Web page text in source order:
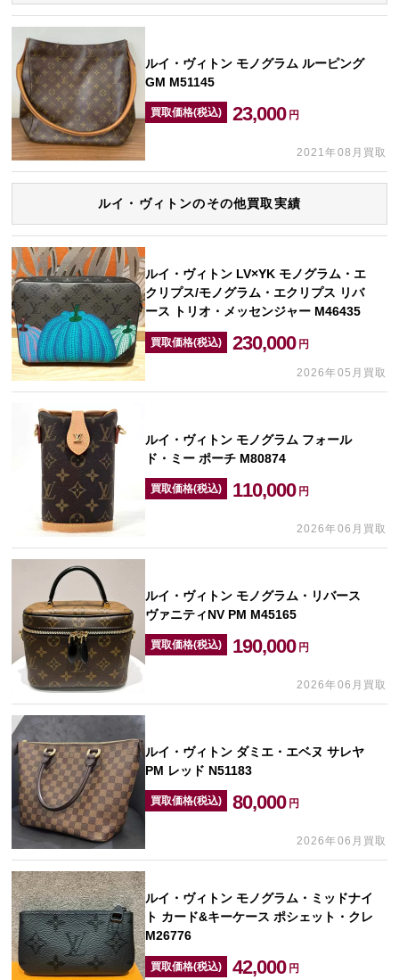
ルイ・ヴィトン モノグラム ルーピング
GM M51145
買取価格(税込) 23,000 円
2021年08月買取
ルイ・ヴィトンのその他買取実績
ルイ・ヴィトン LV×YK モノグラム・エ
クリプス/モノグラム・エクリプス リバ
ース トリオ・メッセンジャー M46435
買取価格(税込) 230,000 円
2026年05月買取
ルイ・ヴィトン モノグラム フォール
ド・ミー ポーチ M80874
買取価格(税込) 110,000 円
2026年06月買取
ルイ・ヴィトン モノグラム・リバース
ヴァニティNV PM M45165
買取価格(税込) 190,000 円
2026年06月買取
ルイ・ヴィトン ダミエ・エベヌ サレヤ
PM レッド N51183
買取価格(税込) 80,000 円
2026年06月買取
ルイ・ヴィトン モノグラム・ミッドナイ
ト カード&キーケース ポシェット・クレ
M26776
買取価格(税込) 42,000 円